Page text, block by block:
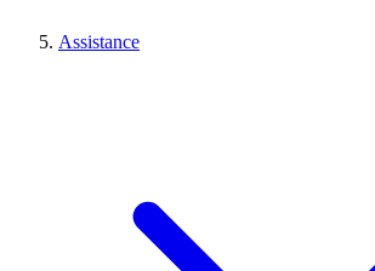
Assistance